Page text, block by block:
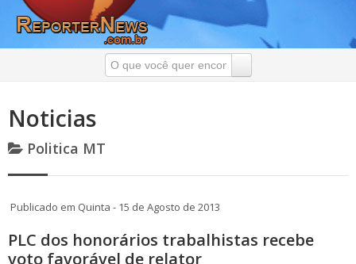
Noticias
Politica MT
Publicado em Quinta - 15 de Agosto de 2013
PLC dos honorários trabalhistas recebe
voto favorável de relator